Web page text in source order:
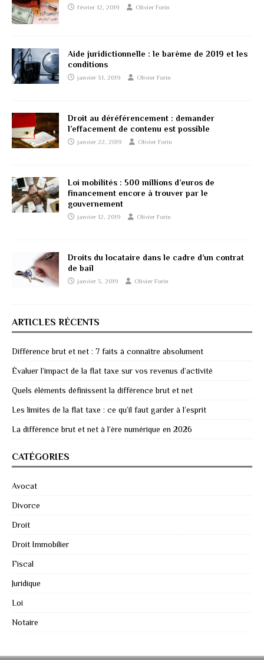
février 12, 2019 Olivier Forin
Aide juridictionnelle : le barème de 2019 et les
conditions
janvier 31, 2019 Olivier Forin
Droit au déréférencement : demander
l’effacement de contenu est possible
janvier 22, 2019 Olivier Forin
Loi mobilités : 500 millions d’euros de
financement encore à trouver par le
gouvernement
janvier 12, 2019 Olivier Forin
Droits du locataire dans le cadre d’un contrat
de bail
janvier 3, 2019 Olivier Forin
ARTICLES RÉCENTS
Différence brut et net : 7 faits à connaître absolument
Évaluer l’impact de la flat taxe sur vos revenus d’activité
Quels éléments définissent la différence brut et net
Les limites de la flat taxe : ce qu’il faut garder à l’esprit
La différence brut et net à l’ère numérique en 2026
CATÉGORIES
Avocat
Divorce
Droit
Droit Immobilier
Fiscal
Juridique
Loi
Notaire